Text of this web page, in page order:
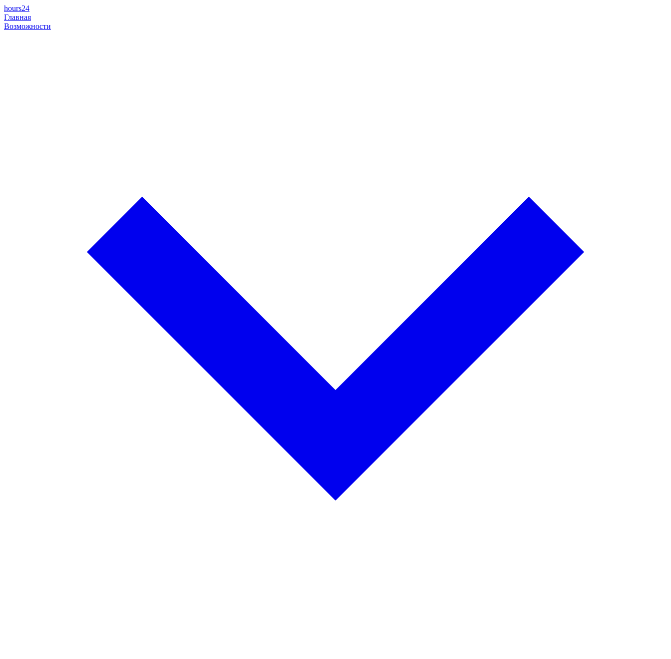
hours24
Главная
Возможности